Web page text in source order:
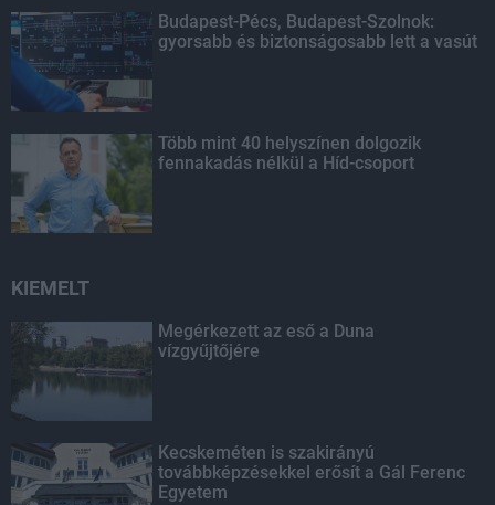
Budapest-Pécs, Budapest-Szolnok:
gyorsabb és biztonságosabb lett a vasút
Több mint 40 helyszínen dolgozik
fennakadás nélkül a Híd-csoport
KIEMELT
Megérkezett az eső a Duna
vízgyűjtőjére
Kecskeméten is szakirányú
továbbképzésekkel erősít a Gál Ferenc
Egyetem